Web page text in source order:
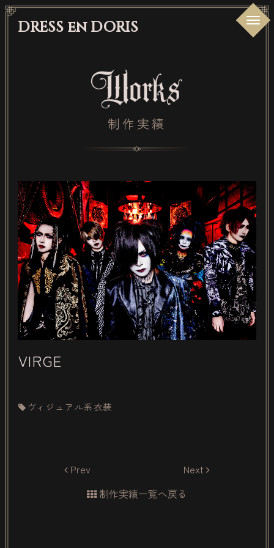
DRESS en DORIS
制作実績
VIRGE
ヴィジュアル系衣装
Prev
制作実績一覧へ戻る
Next